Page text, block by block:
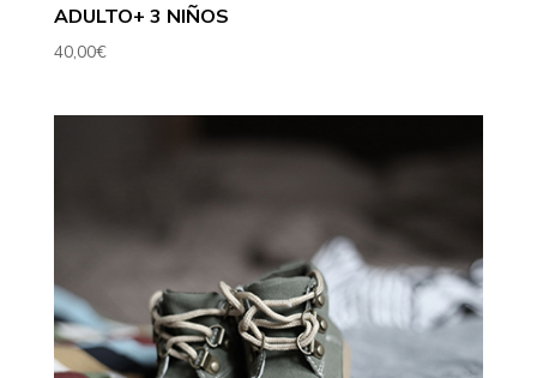
ADULTO+ 3 NIÑOS
40,00€